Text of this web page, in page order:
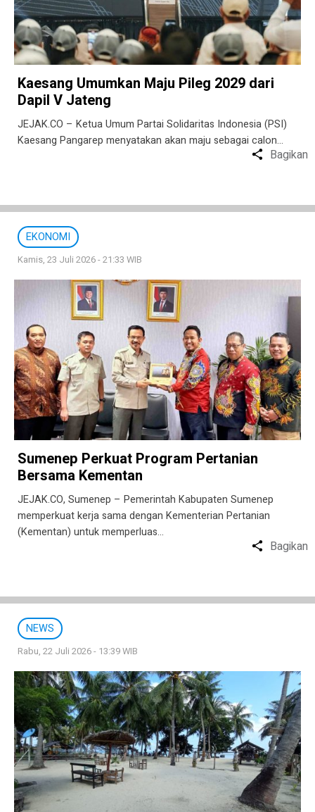
Kaesang Umumkan Maju Pileg 2029 dari
Dapil V Jateng
JEJAK.CO – Ketua Umum Partai Solidaritas Indonesia (PSI)
Kaesang Pangarep menyatakan akan maju sebagai calon…
Bagikan
EKONOMI
Kamis, 23 Juli 2026 - 21:33 WIB
Sumenep Perkuat Program Pertanian
Bersama Kementan
JEJAK.CO, Sumenep – Pemerintah Kabupaten Sumenep
memperkuat kerja sama dengan Kementerian Pertanian
(Kementan) untuk memperluas…
Bagikan
NEWS
Rabu, 22 Juli 2026 - 13:39 WIB